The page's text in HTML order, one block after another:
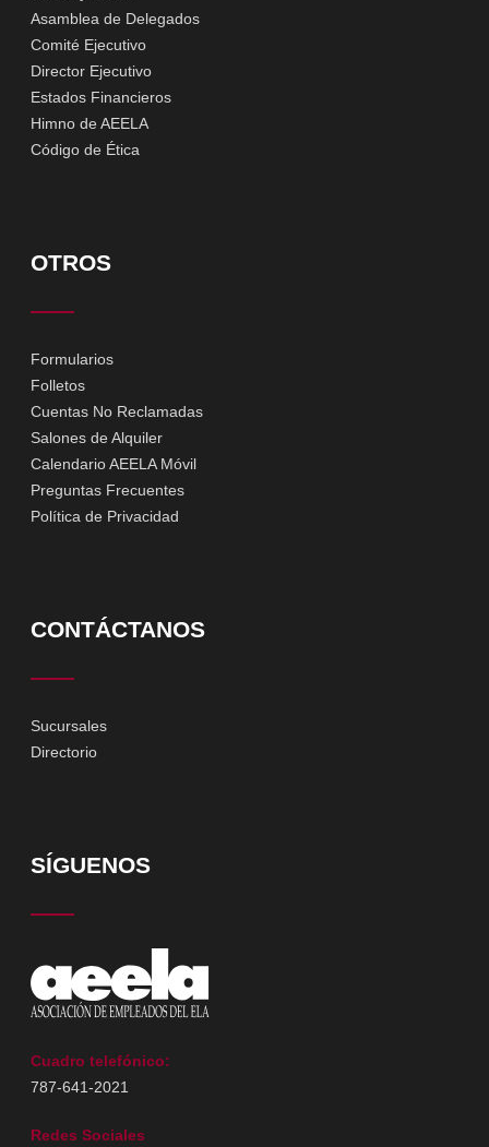
Asamblea de Delegados
Comité Ejecutivo
Director Ejecutivo
Estados Financieros
Himno de AEELA
Código de Ética
OTROS
Formularios
Folletos
Cuentas No Reclamadas
Salones de Alquiler
Calendario AEELA Móvil
Preguntas Frecuentes
Política de Privacidad
CONTÁCTANOS
Sucursales
Directorio
SÍGUENOS
Cuadro telefónico:
787-641-2021
Redes Sociales